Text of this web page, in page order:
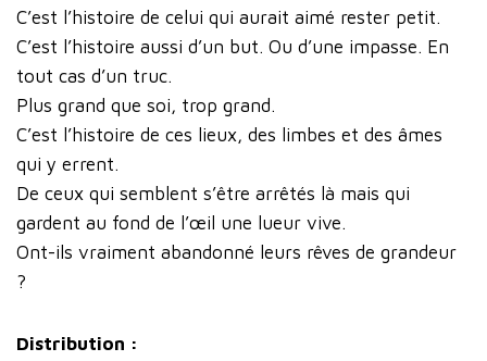
C’est l’histoire de celui qui aurait aimé rester petit.
C’est l’histoire aussi d’un but. Ou d’une impasse. En
tout cas d’un truc.
Plus grand que soi, trop grand.
C’est l’histoire de ces lieux, des limbes et des âmes
qui y errent.
De ceux qui semblent s’être arrêtés là mais qui
gardent au fond de l’œil une lueur vive.
Ont-ils vraiment abandonné leurs rêves de grandeur
?
Distribution :